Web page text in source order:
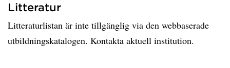
Litteratur
Litteraturlistan är inte tillgänglig via den webbaserade
utbildningskatalogen. Kontakta aktuell institution.